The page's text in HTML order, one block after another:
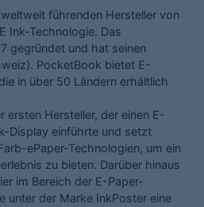
führenden Hersteller von
Ink-Technologie. Das
gegründet und hat seinen
PocketBook bietet E-
in über 50 Ländern erhältlich
ersten Hersteller, der einen E-
Display einführte und setzt
ePaper-Technologien, um ein
zu bieten. Darüber hinaus
im Bereich der E-Paper-
unter der Marke InkPoster eine